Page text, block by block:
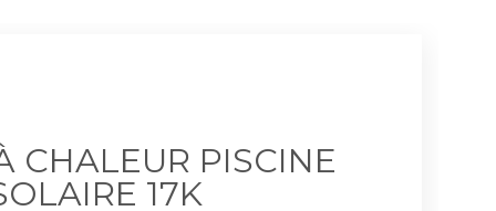
CHALEUR PISCINE
17K